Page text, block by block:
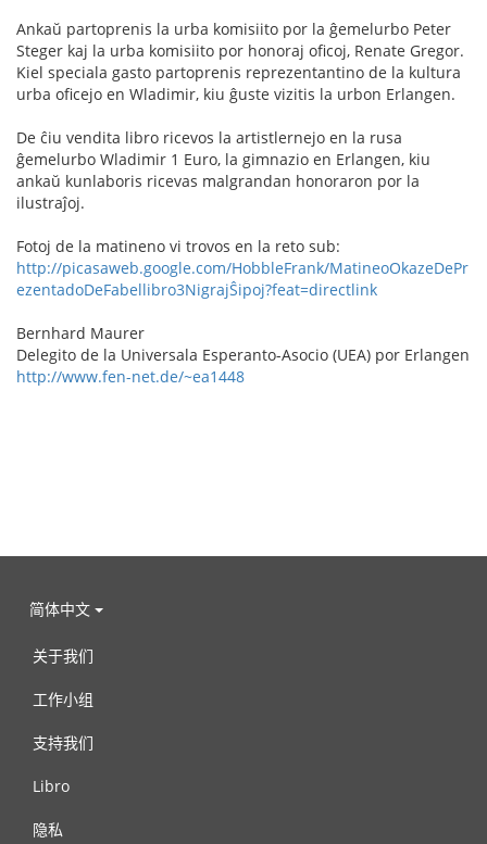
Ankaŭ partoprenis la urba komisiito por la ĝemelurbo Peter
Steger kaj la urba komisiito por honoraj oficoj, Renate Gregor.
Kiel speciala gasto partoprenis reprezentantino de la kultura
urba oficejo en Wladimir, kiu ĝuste vizitis la urbon Erlangen.
De ĉiu vendita libro ricevos la artistlernejo en la rusa
ĝemelurbo Wladimir 1 Euro, la gimnazio en Erlangen, kiu
ankaŭ kunlaboris ricevas malgrandan honoraron por la
ilustraĵoj.
Fotoj de la matineno vi trovos en la reto sub:
http://picasaweb.google.com/HobbleFrank/MatineoOkazeDePr
ezentadoDeFabellibro3NigrajŜipoj?feat=directlink
Bernhard Maurer
Delegito de la Universala Esperanto-Asocio (UEA) por Erlangen
http://www.fen-net.de/~ea1448
简体中文
关于我们
工作小组
支持我们
Libro
隐私